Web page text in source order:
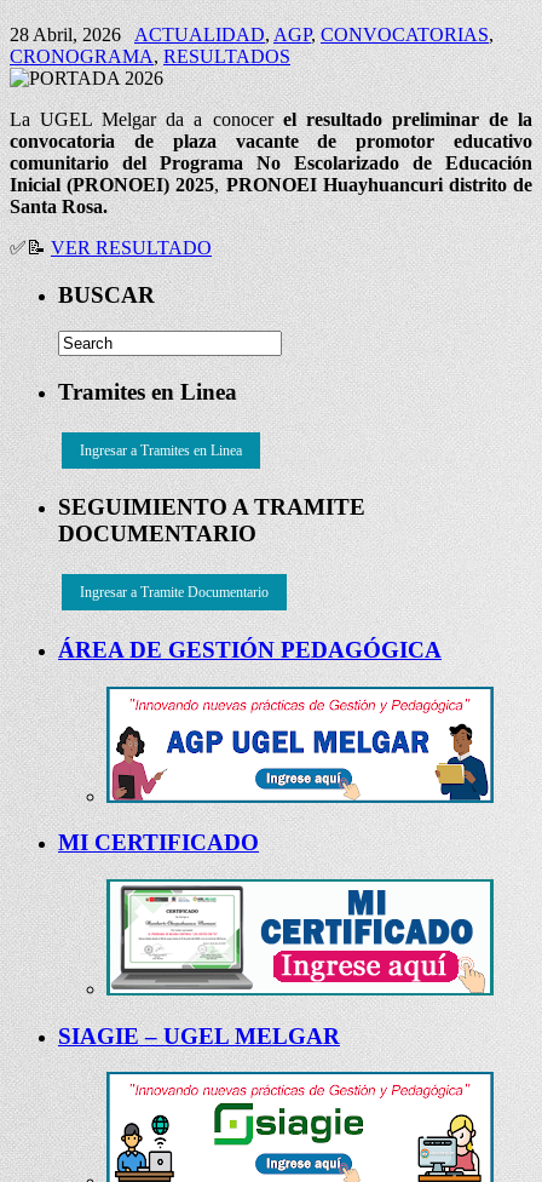
28 Abril, 2026 ACTUALIDAD,AGP,CONVOCATORIAS,
CRONOGRAMA,RESULTADOS
La UGEL Melgar da a conocerel resultado preliminar de la
convocatoria de plaza vacante de promotor educativo
comunitario del Programa No Escolarizado de Educación
Inicial (PRONOEI) 2025, PRONOEI Huayhuancuri distrito de
Santa Rosa.
✅📝 VER RESULTADO
BUSCAR
Tramites en Linea
Ingresar a Tramites en Linea
SEGUIMIENTO A TRAMITE
DOCUMENTARIO
Ingresar a Tramite Documentario
ÁREA DE GESTIÓN PEDAGÓGICA
MI CERTIFICADO
SIAGIE – UGEL MELGAR